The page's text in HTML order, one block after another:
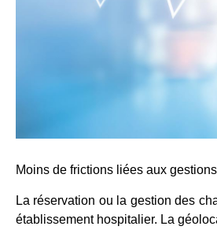
Moins de frictions liées aux
La réservation ou la gestion des
établissement hospitalier. La